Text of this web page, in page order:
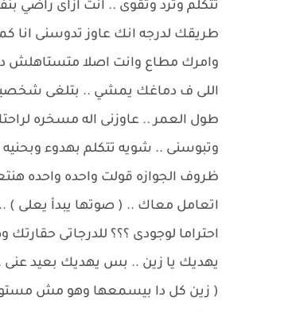
تتكلم وترد وتقوى .. انت ازاى
طريقك لدرجه انك عاوز تدوسنى انا
وامرك مطاع وانت اصلا متستاهلش
اللى ف دماغك يمشي .. بتلغى
طول العمر .. عاوزنى اله مسخره
وتبوسنى .. شويه تتكلم بهدوء
ظروف الجوازه قولت واحده واحده
اتعامل معاك .. ( صوتها يبدأ يعلى )
احتراما لوجودى ؟؟؟ للدرجاتى
يهديك يا زين .. بس يهديك بعيد عنى
( زين كل دا بيسمعها وهو مش